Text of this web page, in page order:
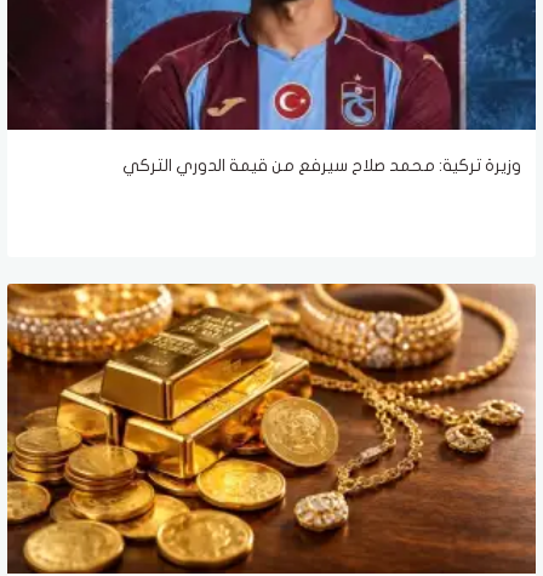
وزيرة تركية: محمد صلاح سيرفع من قيمة الدوري التركي